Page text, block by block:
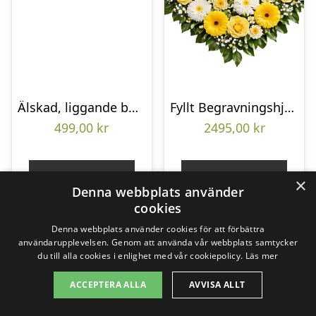
Älskad, liggande bukett
499,00 kr
Gå till butik
Fyllt Begravningshjärta
2495,00 kr
Gå till butik ×
Denna webbplats använder
cookies
Denna webbplats använder cookies för att förbättra
användarupplevelsen. Genom att använda vår webbplats samtycker
du till alla cookies i enlighet med vår cookiepolicy. Läs mer
ACCEPTERA ALLA AVVISA ALLT